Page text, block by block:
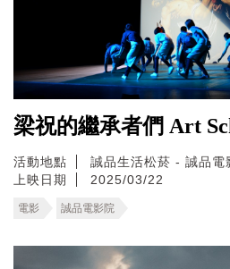
梁祝的繼承者們 Art
活動地點
誠品生活松菸 - 誠品電
上映日期
2025/03/22
電影 誠品電影院